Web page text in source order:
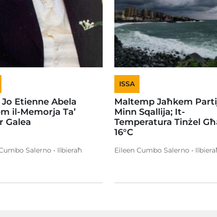
Etienne Abela
il-Memorja Ta’
Galea
Salerno • Ilbieraħ
ISSA
Maltemp Jaħkem
Minn Sqallija; It-
Temperatura Tinżel
16°C
Eileen Cumbo Salerno •